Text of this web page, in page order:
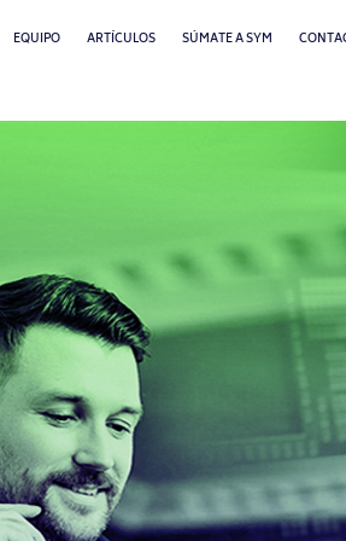
EQUIPO ARTÍCULOS SÚMATE A SYM